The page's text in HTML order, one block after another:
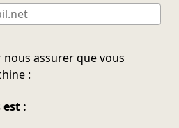
assurer que vous
:
: